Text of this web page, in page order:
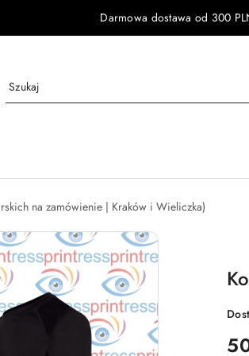
Darmowa dostawa od 300
na zamówienie | Kraków i Wieliczka)